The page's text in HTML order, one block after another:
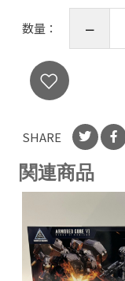
数量：
SHARE
関連商品